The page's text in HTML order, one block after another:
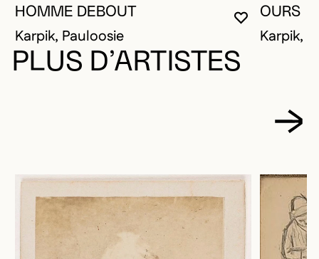
VOUS
FERMER
OUVRIR LA
HOMME DEBOUT
Karpik, Pauloosie
OURS
Karpik,
PLUS D’ARTISTES